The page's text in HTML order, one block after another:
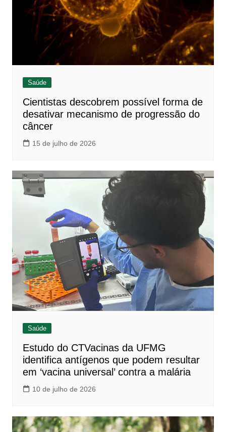
Saúde
Cientistas descobrem possível forma de
desativar mecanismo de progressão do
câncer
15 de julho de 2026
Saúde
Estudo do CTVacinas da UFMG
identifica antígenos que podem resultar
em ‘vacina universal’ contra a malária
10 de julho de 2026